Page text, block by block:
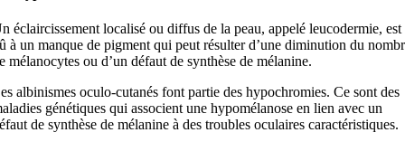
éclaircissement localisé ou diffus de la peau, appelé leucodermie, est
à un manque de pigment qui peut résulter d’une diminution du
mélanocytes ou d’un défaut de synthèse de mélanine.
albinismes oculo-cutanés font partie des hypochromies. Ce sont des
génétiques qui associent une hypomélanose en lien avec un
de synthèse de mélanine à des troubles oculaires caractéristiques.